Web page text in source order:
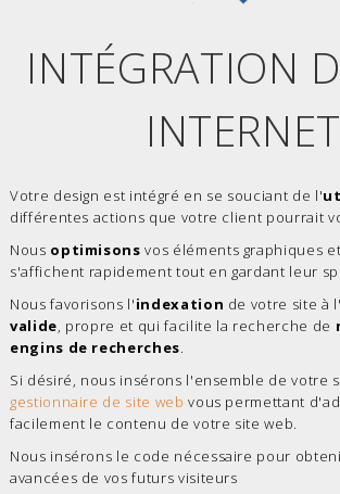
INTÉGRATION
INTERNET
Votre design est intégré en se souciant de l'
différentes actions que votre client pourrait
Nous optimisons vos éléments graphiques
s'affichent rapidement tout en gardant leur
Nous favorisons l'indexation de votre site à
valide, propre et qui facilite la recherche de
engins de recherches.
Si désiré, nous insérons l'ensemble de votre
gestionnaire de site web vous permettant
facilement le contenu de votre site web.
Nous insérons le code nécessaire pour
avancées de vos futurs visiteurs